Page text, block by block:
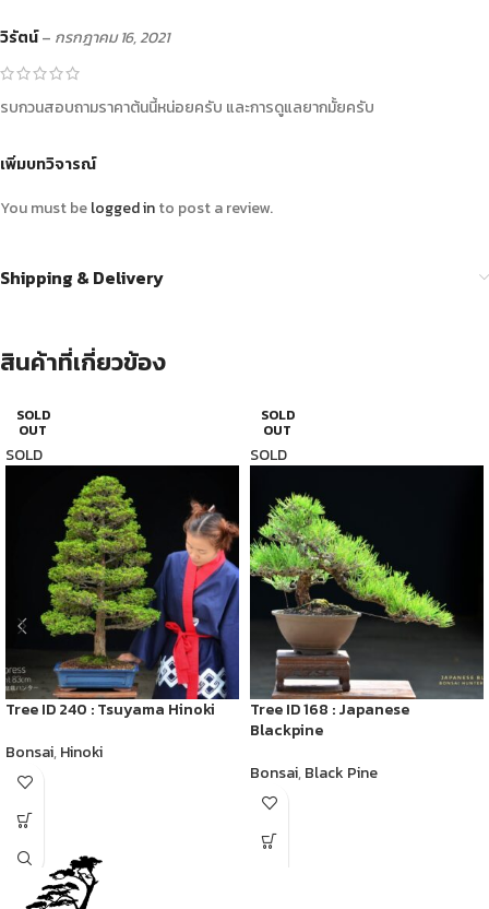
วิรัตน์– กรกฎาคม 16, 2021
รบกวนสอบถามราคาต้นนี้หน่อยครับ และการดูแลยากมั้ยครับ
เพิ่มบทวิจารณ์
You must belogged into post a review.
Shipping & Delivery
สินค้าที่เกี่ยวข้อง
SOLD
OUT
SOLD
Tree ID 240 : Tsuyama Hinoki
Bonsai,Hinoki
SOLD
OUT
SOLD
Tree ID 168 : Japanese
Blackpine
Bonsai,Black Pine